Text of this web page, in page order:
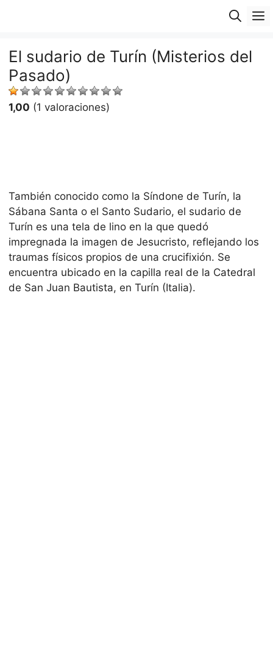
El sudario de Turín (Misterios del
Pasado)
1,00 (1 valoraciones)
También conocido como la Síndone de Turín, la
Sábana Santa o el Santo Sudario, el sudario de
Turín es una tela de lino en la que quedó
impregnada la imagen de Jesucristo, reflejando los
traumas físicos propios de una crucifixión. Se
encuentra ubicado en la capilla real de la Catedral
de San Juan Bautista, en Turín (Italia).